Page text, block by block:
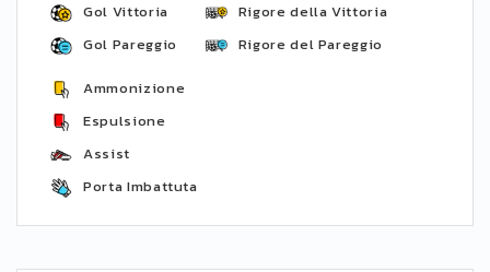
Gol Vittoria
Gol Pareggio
Rigore della Vittoria
Rigore del Pareggio
Ammonizione
Espulsione
Assist
Porta Imbattuta